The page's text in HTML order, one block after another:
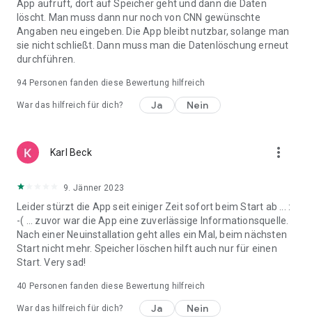
• Weltweite Nachrichten rund um die Uhr
• Live-Berichterstattung
• Exklusive Videos
• Eigenproduktionen
• Preisgekrönte Filme
• Unbegrenzt Artikel
Basis-Abo – Das CNN-Basis-Erlebnis
Ihr Abonnement verlängert sich automatisch zum jeweils
gültigen Preis, sofern Sie es nicht mindestens 24 Stunden vor
Konto innerhalb von 24 Stunden vor Ablauf Ihres aktuellen
Abonnementzeitraums automatisch zum gleichen Preis
belastet. Sie können Ihr Abonnement im Google Play Store
oder in den Einstellungen Ihres Android-Geräts verwalten.
App aufruft, dort auf Speicher geht und dann die Daten
löscht. Man muss dann nur noch von CNN gewünschte
Angaben neu eingeben. Die App bleibt nutzbar, solange man
sie nicht schließt. Dann muss man die Datenlöschung erneut
durchführen.
94 Personen fanden diese Bewertung hilfreich
War das hilfreich für dich? Ja Nein
Karl Beck more_vert
9. Jänner 2023
Leider stürzt die App seit einiger Zeit sofort beim Start ab ... :
-( ... zuvor war die App eine zuverlässige Informationsquelle.
Nach einer Neuinstallation geht alles ein Mal, beim nächsten
Start nicht mehr. Speicher löschen hilft auch nur für einen
Start. Very sad!
40 Personen fanden diese Bewertung hilfreich
War das hilfreich für dich? Ja Nein